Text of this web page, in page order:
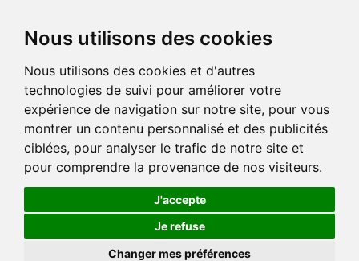
Nous utilisons des cookies
Nous utilisons des cookies et d'autres
technologies de suivi pour améliorer votre
expérience de navigation sur notre site, pour vous
montrer un contenu personnalisé et des publicités
ciblées, pour analyser le trafic de notre site et
pour comprendre la provenance de nos visiteurs.
J'accepte
Je refuse
Changer mes préférences